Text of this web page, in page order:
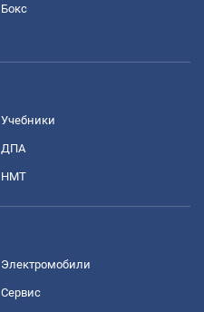
Бокс
Учебники
ДПА
НМТ
Электромобили
Сервис